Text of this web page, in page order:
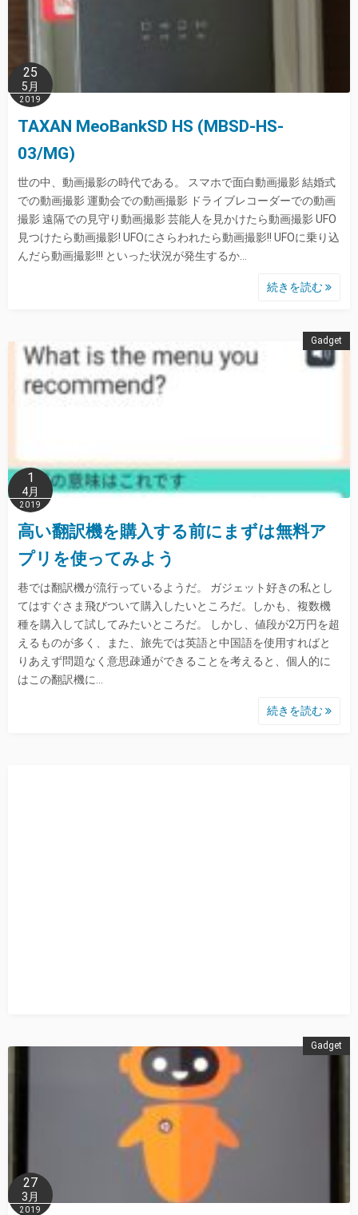
25
5月
2019
TAXAN MeoBankSD HS (MBSD-HS-
03/MG)
世の中、動画撮影の時代である。 スマホで面白動画撮影 結婚式
での動画撮影 運動会での動画撮影 ドライブレコーダーでの動画
撮影 遠隔での見守り動画撮影 芸能人を見かけたら動画撮影 UFO
見つけたら動画撮影! UFOにさらわれたら動画撮影!! UFOに乗り込
んだら動画撮影!!! といった状況が発生するか…
続きを読む
Gadget
1
4月
2019
高い翻訳機を購入する前にまずは無料ア
プリを使ってみよう
巷では翻訳機が流行っているようだ。 ガジェット好きの私とし
てはすぐさま飛びついて購入したいところだ。しかも、複数機
種を購入して試してみたいところだ。 しかし、値段が2万円を超
えるものが多く、また、旅先では英語と中国語を使用すればと
りあえず問題なく意思疎通ができることを考えると、個人的に
はこの翻訳機に…
続きを読む
Gadget
27
3月
2019